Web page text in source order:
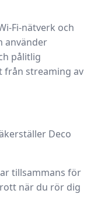
Fi-nätverk och
använder
pålitlig
från streaming av
Deco
tillsammans för
när du rör dig